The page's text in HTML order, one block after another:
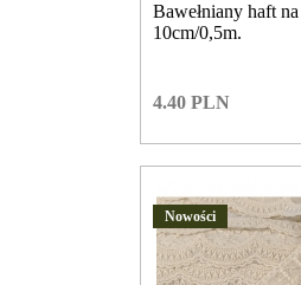
Bawełniany haft
10cm/0,5m.
4.40 PLN
Nowości